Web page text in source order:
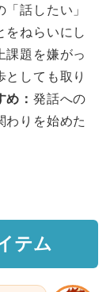
話したい」
をねらいにし
課題を嫌がっ
しても取り
： 発話への
わりを始めた
テム